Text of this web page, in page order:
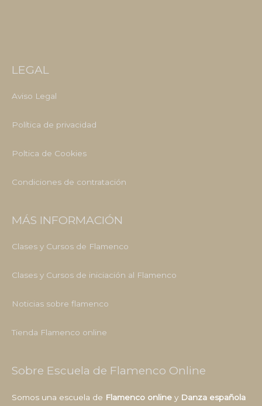
LEGAL
Aviso Legal
Política de privacidad
Poltica de Cookies
Condiciones de contratación
MÁS INFORMACIÓN
Clases y Cursos de Flamenco
Clases y Cursos de iniciación al Flamenco
Noticias sobre flamenco
Tienda Flamenco online
Sobre Escuela de Flamenco Online
Somos una escuela de Flamenco online y Danza española